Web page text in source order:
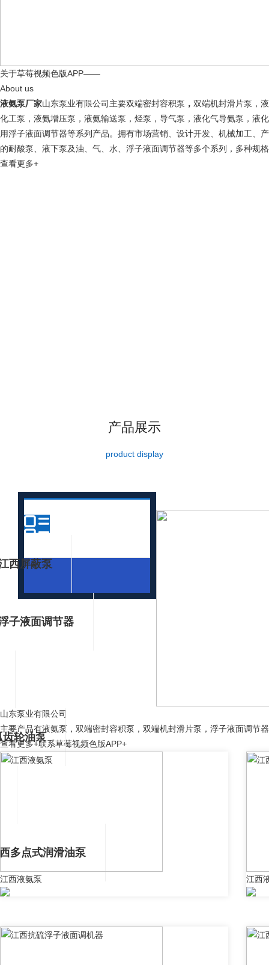
关于草莓视频色版APP——
About us
液氨泵厂家山东泵业有限公司主要双端密封容积泵 ， 双端机封滑片泵，
化工泵，液氨增压泵，液氨输送泵，烃泵，导气泵，液化气导氨泵，液
用浮子液面调节器等系列产品。拥有市场营销、设计开发、机械加工
的耐酸泵、液下泵及油、气、水、浮子液面调节器等多个系列，多种规
查看更多+
产品展示
product display
西屏蔽泵
子液面调节器
轮油泵
多点式润滑油泵
山东泵业有限公司
主要产品有液氨泵，双端密封容积泵，双端机封滑片泵，浮子液面调节
查看更多+联系草莓视频色版APP+
江西液氨泵 江西